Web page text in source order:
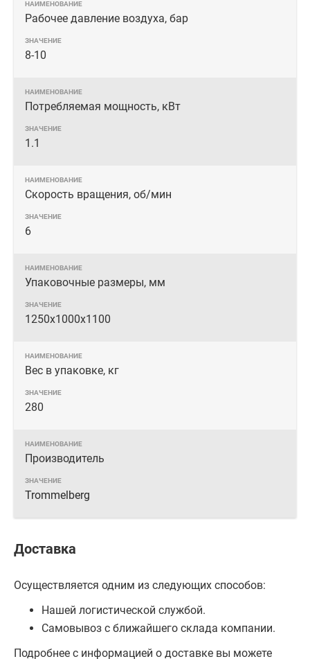
Рабочее давление воздуха, бар
8-10
Потребляемая мощность, кВт
1.1
Скорость вращения, об/мин
6
Упаковочные размеры, мм
1250х1000х1100
Вес в упаковке, кг
280
Производитель
Trommelberg
Доставка
Осуществляется одним из следующих способов:
Нашей логистической службой.
Самовывоз с ближайшего склада компании.
Подробнее с информацией о доставке вы можете